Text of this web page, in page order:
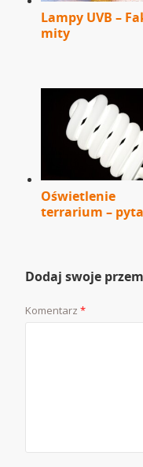
Lampy UVB –
mity
Oświetlenie
terrarium –
Dodaj swoje
Komentarz*